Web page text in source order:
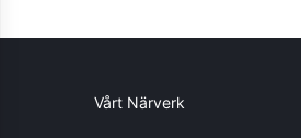
Vårt Närverk